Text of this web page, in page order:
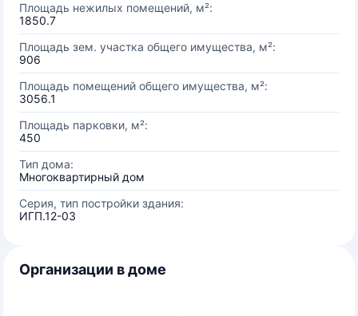
Площадь нежилых помещений, м²:
1850.7
Площадь зем. участка общего имущества, м²:
906
Площадь помещений общего имущества, м²:
3056.1
Площадь парковки, м²:
450
Тип дома:
Многоквартирный дом
Серия, тип постройки здания:
ИГП.12-03
Организации в доме